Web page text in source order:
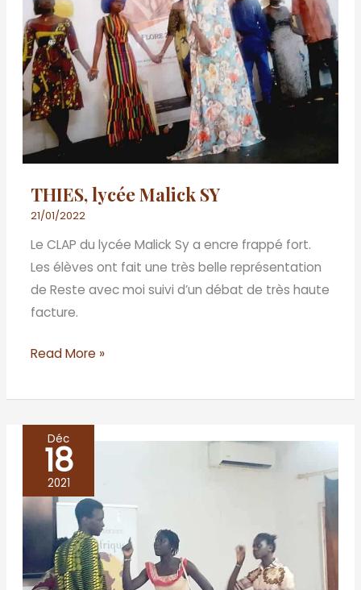
THIES, lycée Malick SY
21/01/2022
Le CLAP du lycée Malick Sy a encre frappé fort.
Les élèves ont fait une très belle représentation
de Reste avec moi suivi d’un débat de très haute
facture.
SY
Read More »
Déc
18
2021
OUSSOUYE,
l’EPREUVE
DE
CENE